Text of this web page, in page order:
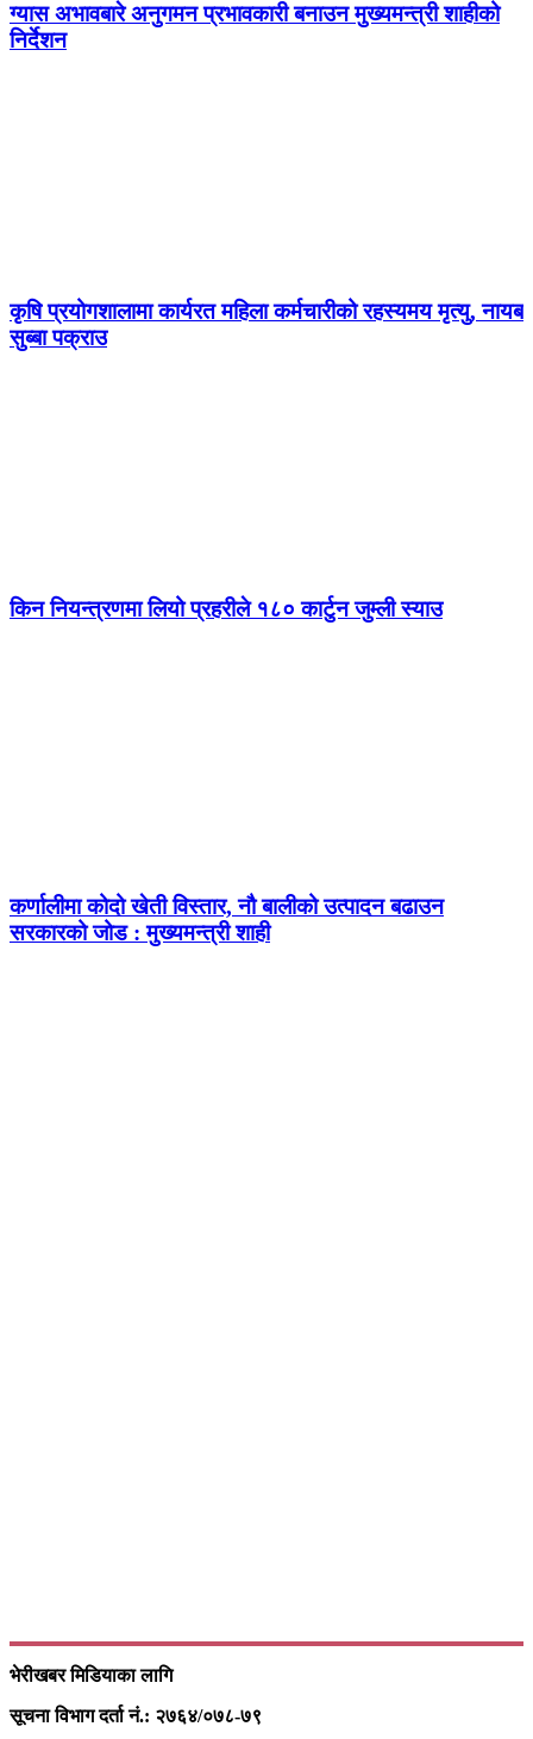
ग्यास अभावबारे अनुगमन प्रभावकारी बनाउन मुख्यमन्त्री शाहीको
निर्देशन
कृषि प्रयोगशालामा कार्यरत महिला कर्मचारीको रहस्यमय मृत्यु, नायब
सुब्बा पक्राउ
किन नियन्त्रणमा लियो प्रहरीले १८० कार्टुन जुम्ली स्याउ
कर्णालीमा कोदो खेती विस्तार, नौ बालीको उत्पादन बढाउन
सरकारको जोड : मुख्यमन्त्री शाही
भेरीखबर मिडियाका लागि
सूचना विभाग दर्ता नं.: २७६४/०७८-७९